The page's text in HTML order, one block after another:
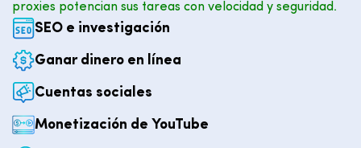
proxies potencian sus tareas con velocidad y seguridad.
SEO e investigación
Ganar dinero en línea
Cuentas sociales
Monetización de YouTube